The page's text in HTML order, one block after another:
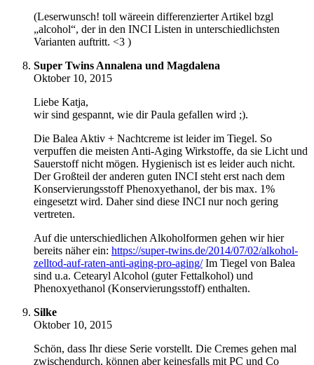
(Leserwunsch! toll wäreein differenzierter Artikel bzgl
„alcohol“, der in den INCI Listen in unterschiedlichsten
Varianten auftritt. <3 )
Super Twins Annalena und Magdalena
Oktober 10, 2015
Liebe Katja,
wir sind gespannt, wie dir Paula gefallen wird ;).
Die Balea Aktiv + Nachtcreme ist leider im Tiegel. So
verpuffen die meisten Anti-Aging Wirkstoffe, da sie Licht und
Sauerstoff nicht mögen. Hygienisch ist es leider auch nicht.
Der Großteil der anderen guten INCI steht erst nach dem
Konservierungsstoff Phenoxyethanol, der bis max. 1%
eingesetzt wird. Daher sind diese INCI nur noch gering
vertreten.
Auf die unterschiedlichen Alkoholformen gehen wir hier
bereits näher ein: https://super-twins.de/2014/07/02/alkohol-
zelltod-auf-raten-anti-aging-pro-aging/Im Tiegel von Balea
sind u.a. Cetearyl Alcohol (guter Fettalkohol) und
Phenoxyethanol (Konservierungsstoff) enthalten.
Silke
Oktober 10, 2015
Schön, dass Ihr diese Serie vorstellt. Die Cremes gehen mal
zwischendurch, können aber keinesfalls mit PC und Co